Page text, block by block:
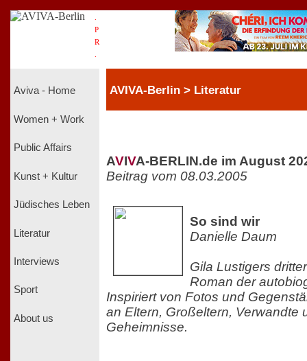
P
R
Aviva - Home
Women + Work
Public Affairs
Kunst + Kultur
Jüdisches Leben
Literatur
Interviews
Sport
About us
AVIVA-Berlin > Literatur
AVIVA-BERLIN.de im August
Beitrag vom 08.03.2005
So sind wir
Danielle Daum
Gila Lustigers
Roman der
Inspiriert von Fotos und
an Eltern, Großeltern, Verwandte
Geheimnisse.